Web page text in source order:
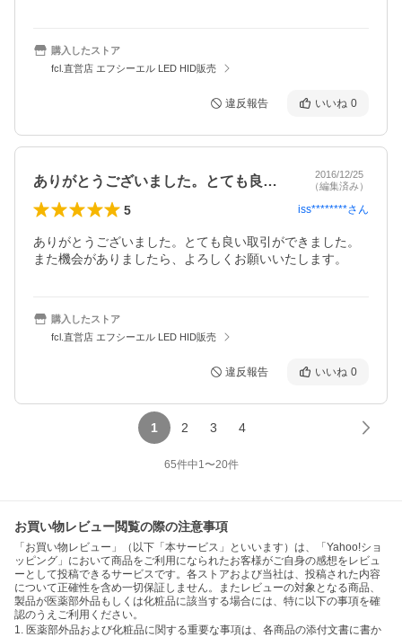
購入したストア
fcl.直営店 エフシーエル LED HID販売
違反報告 いいね 0
ありがとうございました。とても良い取引…
2016/12/25
（編集済み）
5 iss********さん
ありがとうございました。とても良い取引ができました。
また機会がありましたら、よろしくお願いいたします。
購入したストア
fcl.直営店 エフシーエル LED HID販売
違反報告 いいね 0
1 2 3 4
65件中1〜20件
お買い物レビュー閲覧の際の注意事項
「お買い物レビュー」（以下「本サービス」といいます）は、「Yahoo!ショ
ッピング」において商品をご利用になられたお客様がご自身の感想をレビュ
ーとして投稿できるサービスです。各ストアおよび当社は、投稿された内容
について正確性を含め一切保証しません。またレビューの対象となる商品、
製品が医薬部外品もしくは化粧品に該当する場合には、特に以下の事項を確
認のうえご利用ください。
1. 医薬部外品および化粧品に関する重要な事項は、各商品の添付文書に書か